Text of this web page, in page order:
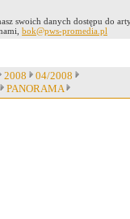
swoich danych dostępu do
bok@pws-promedia.pl
2008
04/2008
PANORAMA